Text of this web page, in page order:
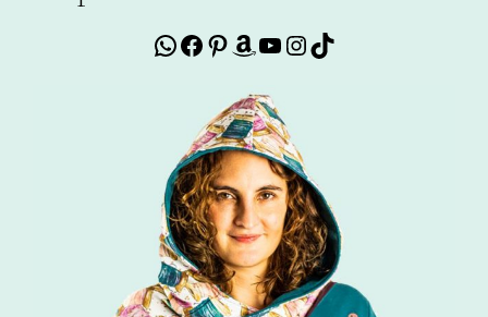
WhatsApp
Facebook
Pinterest
Amazon
YouTube
Instagram
TikTok